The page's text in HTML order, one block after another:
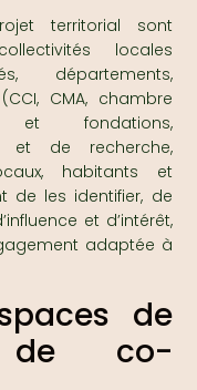
territorial sont
locales
départements,
CMA, chambre
et fondations,
et de recherche,
habitants et
de les identifier, de
et d’intérêt,
adaptée à
de
de co-